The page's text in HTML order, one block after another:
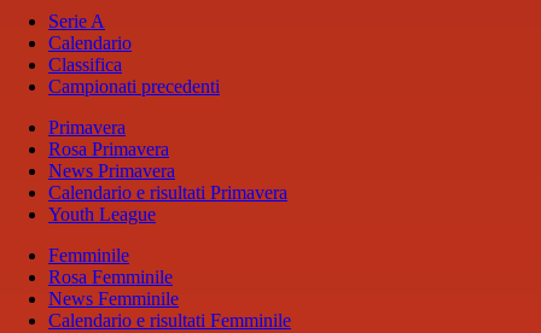
Serie A
Calendario
Classifica
Campionati precedenti
Primavera
Rosa Primavera
News Primavera
Calendario e risultati Primavera
Youth League
Femminile
Rosa Femminile
News Femminile
Calendario e risultati Femminile